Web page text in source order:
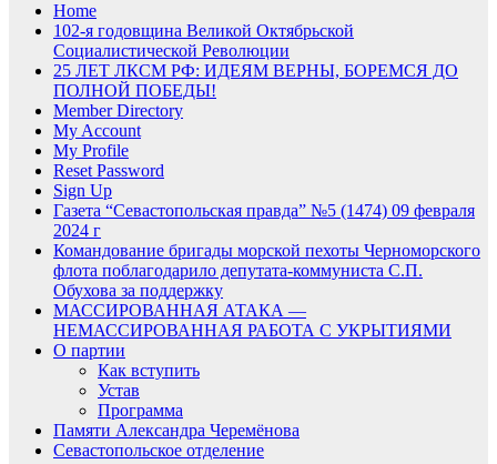
Home
102-я годовщина Великой Октябрьской
Социалистической Революции
25 ЛЕТ ЛКСМ РФ: ИДЕЯМ ВЕРНЫ, БОРЕМСЯ ДО
ПОЛНОЙ ПОБЕДЫ!
Member Directory
My Account
My Profile
Reset Password
Sign Up
Газета “Севастопольская правда” №5 (1474) 09 февраля
2024 г
Командование бригады морской пехоты Черноморского
флота поблагодарило депутата-коммуниста С.П.
Обухова за поддержку
МАССИРОВАННАЯ АТАКА —
НЕМАССИРОВАННАЯ РАБОТА С УКРЫТИЯМИ
О партии
Как вступить
Устав
Программа
Памяти Александра Черемёнова
Севастопольское отделение